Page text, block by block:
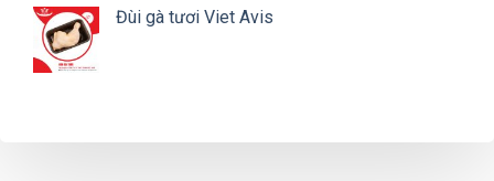
Đùi gà tươi Viet Avis